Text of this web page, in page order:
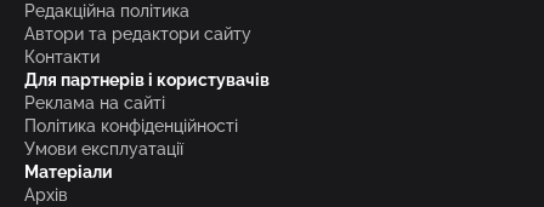
Редакційна політика
Автори та редактори сайту
Контакти
Для партнерів і користувачів
Реклама на сайті
Політика конфіденційності
Умови експлуатації
Матеріали
Архів